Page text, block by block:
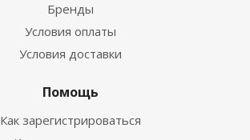
Бренды
Условия оплаты
Условия доставки
Помощь
Как зарегистрироваться